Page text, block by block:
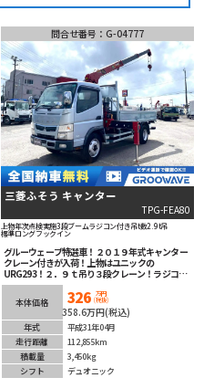
問合せ番号：G-04777
三菱ふそう キャンター
TPG-FEA80
上物年次点検実施3段ブームラジコン付き吊t数2.9t吊
標準ロングフックイン
グルーウェーブ特選車！２０１９年式キャンター
クレーン付きが入荷！上物はユニックの
URG293！２．９ｔ吊り３段クレーン！ラジコン
付き！上物は年次点検済み！オートマチックでマ
ニュアルに不慣れな方でも運転楽々！安全装備充
実！ETC２．０車載器も装着済み！ドラレコもバ
ックカメラも付いている！即戦力間違いなしの１
本体価格 326 万円
(税抜)
358.6万円(税込)
年式
平成31年04月
走行距離
112,855km
積載量
3,450kg
シフト
デュオニック